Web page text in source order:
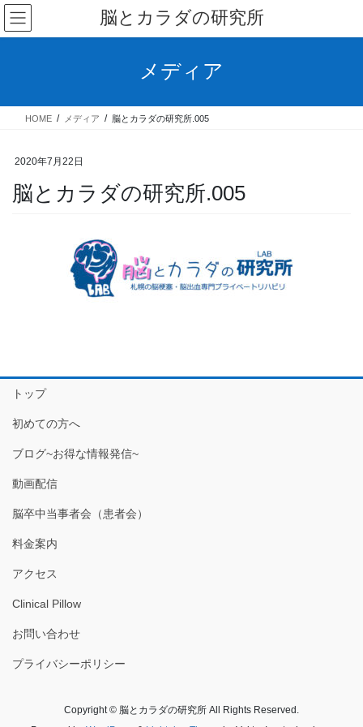
コ
ン
テ
ス
ナ
ビ
ゲ
ン
脳とカラダの研究所
メディア
HOME メディア 脳とカラダの研究所.005
2020年7月22日
脳とカラダの研究所.005
トップ
初めての方へ
ブログ~お得な情報発信~
動画配信
脳卒中当事者会（患者会）
料金案内
アクセス
Clinical Pillow
お問い合わせ
プライバシーポリシー
Copyright © 脳とカラダの研究所 All Rights Reserved.